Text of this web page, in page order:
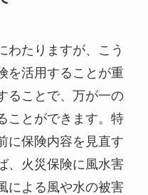
わたりますが、こう
を活用することが重
ることで、万が一の
ことができます。特
に保険内容を見直す
、火災保険に風水害
による風や水の被害